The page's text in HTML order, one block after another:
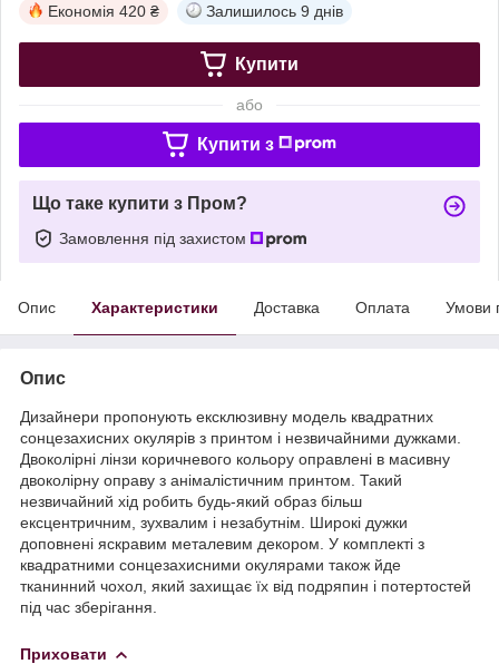
Економія 420 ₴ Залишилось 9 днів
Купити
або
Купити з
Що таке купити з Пром?
Замовлення під захистом
Опис Характеристики Доставка Оплата Умови
Опис
Дизайнери пропонують ексклюзивну модель квадратних
сонцезахисних окулярів з принтом і незвичайними дужками.
Двоколірні лінзи коричневого кольору оправлені в масивну
двоколірну оправу з анімалістичним принтом. Такий
незвичайний хід робить будь-який образ більш
ексцентричним, зухвалим і незабутнім. Широкі дужки
доповнені яскравим металевим декором. У комплекті з
квадратними сонцезахисними окулярами також йде
тканинний чохол, який захищає їх від подряпин і потертостей
під час зберігання.
Приховати